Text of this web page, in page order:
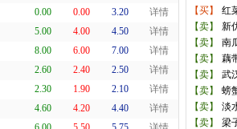
详情
详情
详情
详情
详情
详情
【买】
红
【卖】
新
【卖】
南
【卖】
藕
【卖】
武
【卖】
螃
【卖】
淡
【卖】
梁